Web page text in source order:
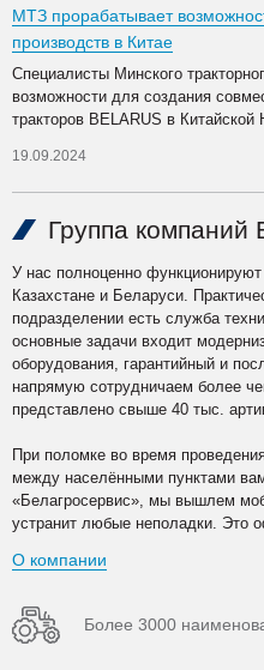
МТЗ прорабатывает
производств в Китае
Специалисты Минского
возможности для создания
тракторов BELARUS в Китайской
19.09.2024
Группа компаний
У нас полноценно
Казахстане и Беларуси.
подразделении есть служба
основные задачи входит
оборудования, гарантийный и
напрямую сотрудничаем более
представлено свыше 40 тыс.
При поломке во время
между населёнными пунктами
«Белагросервис», мы вышлем
устранит любые неполадки. Это
О компании
Более 3000